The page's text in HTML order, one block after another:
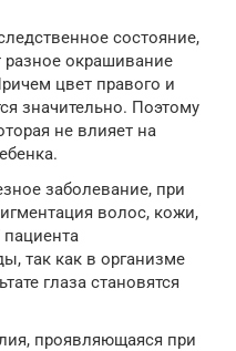
состояние,
разное окрашивание
цвет правого и
значительно. Поэтому
не влияет на
заболевание, при
волос, кожи,
так как в организме
глаза становятся
проявляющаяся при